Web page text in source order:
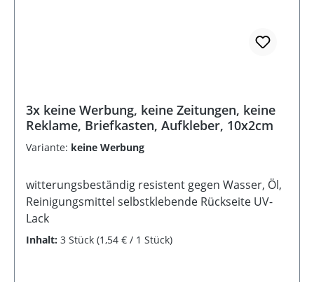
3x keine Werbung, keine Zeitungen, keine
Reklame, Briefkasten, Aufkleber, 10x2cm
Variante: keine Werbung
witterungsbeständig resistent gegen Wasser, Öl,
Reinigungsmittel selbstklebende Rückseite UV-
Lack
Inhalt: 3 Stück (1,54 € / 1 Stück)